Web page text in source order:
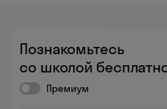
Познакомьтесь
со школой
Премиум